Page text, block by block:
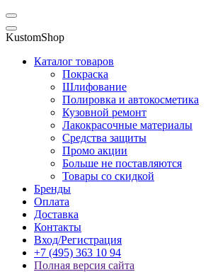
KustomShop
Каталог товаров
Покраска
Шлифование
Полировка и автокосметика
Кузовной ремонт
Лакокрасочные материалы
Средства защиты
Промо акции
Больше не поставляются
Товары со скидкой
Бренды
Оплата
Доставка
Контакты
Вход/Регистрация
+7 (495) 363 10 94
Полная версия сайта